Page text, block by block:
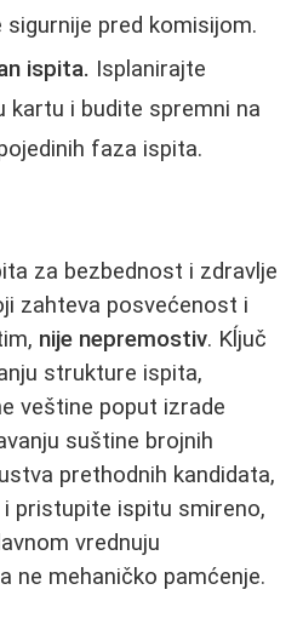
pred komisijom.
ispita. Isplanirajte
kartu i budite spremni na
faza ispita.
za bezbednost i zdravlje
zahteva posvećenost i
nije nepremostiv. Kĺjuč
strukture ispita,
veštine poput izrade
suštine brojnih
prethodnih kandidata,
pristupite ispitu smireno,
vrednuju
ne mehaničko pamćenje.